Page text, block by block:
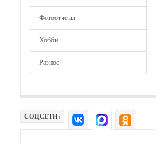
Фотоотчеты
Хобби
Разное
СОЦСЕТИ: